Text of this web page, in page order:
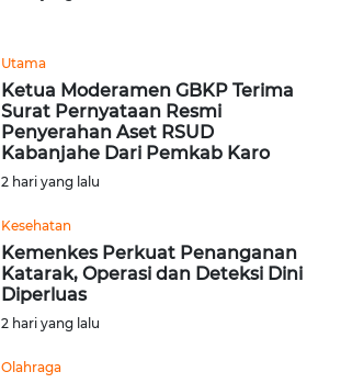
Utama
Ketua Moderamen GBKP Terima
Surat Pernyataan Resmi
Penyerahan Aset RSUD
Kabanjahe Dari Pemkab Karo
2 hari yang lalu
Kesehatan
Kemenkes Perkuat Penanganan
Katarak, Operasi dan Deteksi Dini
Diperluas
2 hari yang lalu
Olahraga